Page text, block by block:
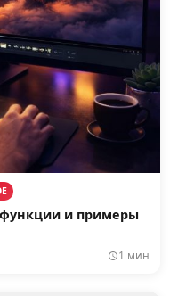
функции и примеры
1 мин